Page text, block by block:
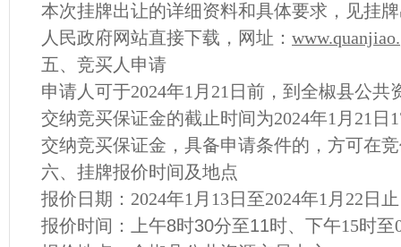
本次挂牌出让的详细资料和具体要求，见挂
人民政府网站直接下载，网址： www.quanjiao.
五、竞买人申请
申请人可于2024年1 月 21 日前，到 全椒县公共
交纳竞买保证金的截止时间为2024年1 月 21 日
交纳竞买保证金，具备申请条件的，方可在
六、挂牌报价时间及地点
报价日期： 2024年1 月 13日至2024年1 月 22 日
报价时间：上午8时30分至11时、下午15时至